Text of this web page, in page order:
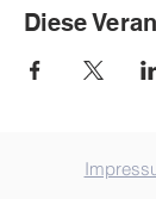
Diese